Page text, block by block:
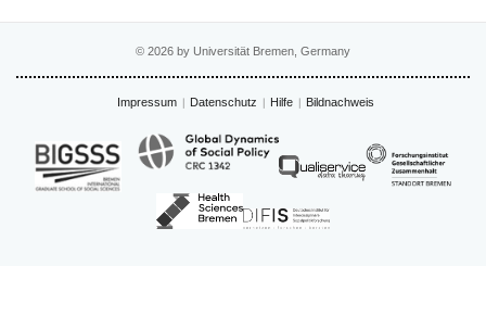
© 2026 by Universität Bremen, Germany
Impressum Datenschutz Hilfe Bildnachweis